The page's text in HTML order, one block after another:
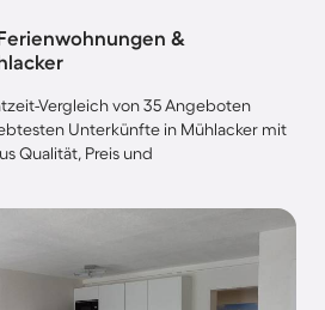
&
Vergleich von 35 Angeboten
Unterkünfte in Mühlacker mit
Qualität, Preis und